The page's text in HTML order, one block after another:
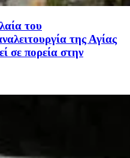
του
της Αγίας
σε πορεία στην